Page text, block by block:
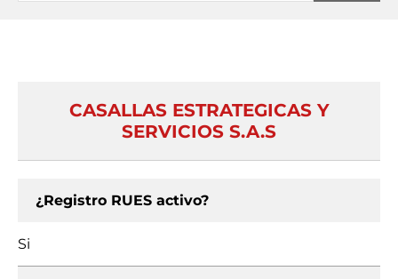
CASALLAS ESTRATEGICAS Y
SERVICIOS S.A.S
¿Registro RUES activo?
Si